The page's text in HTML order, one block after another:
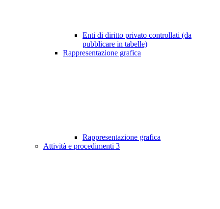
Enti di diritto privato controllati (da
pubblicare in tabelle)
Rappresentazione grafica
Rappresentazione grafica
Attività e procedimenti 3